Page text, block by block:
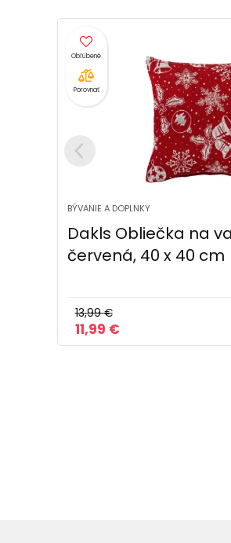
Porovnať
BÝVANIE A DOPLNKY
Vianočná Obliečka
vodeodolná Vločky
11,49€